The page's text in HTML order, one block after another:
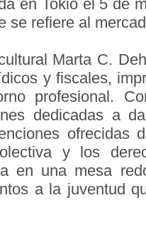
en Tokio el 5 de
se refiere al
Marta C.
y fiscales,
profesional.
dedicadas a
ofrecidas
y los
en una mesa
a la juventud